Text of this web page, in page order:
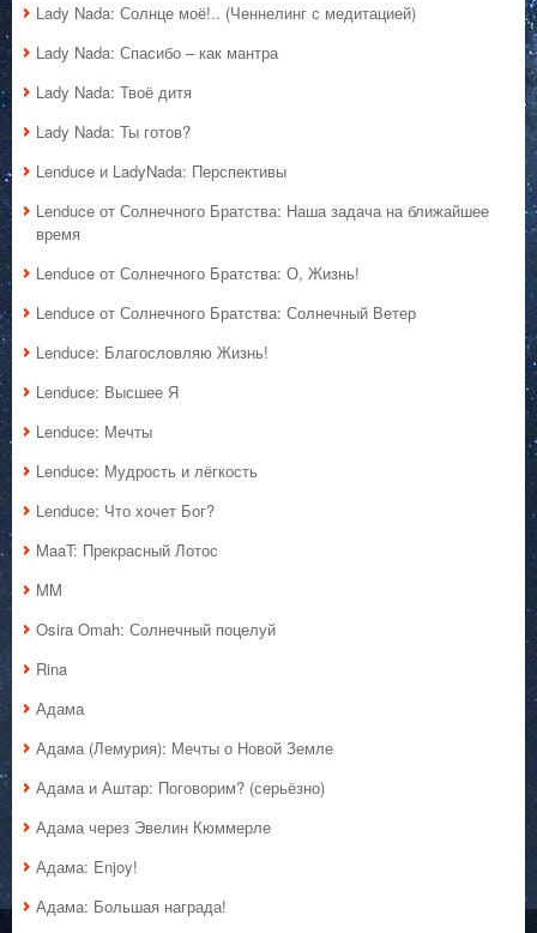
Lady Nada: Солнце моё!.. (Ченнелинг с медитацией)
Lady Nada: Спасибо – как мантра
Lady Nada: Твоё дитя
Lady Nada: Ты готов?
Lenduce и LadyNada: Перспективы
Lenduce от Солнечного Братства: Наша задача на ближайшее
время
Lenduce от Солнечного Братства: О, Жизнь!
Lenduce от Солнечного Братства: Солнечный Ветер
Lenduce: Благословляю Жизнь!
Lenduce: Высшее Я
Lenduce: Мечты
Lenduce: Мудрость и лёгкость
Lenduce: Что хочет Бог?
MaaT: Прекрасный Лотос
MM
Osira Omah: Солнечный поцелуй
Rina
Адама
Адама (Лемурия): Мечты о Новой Земле
Адама и Аштар: Поговорим? (серьёзно)
Адама через Эвелин Кюммерле
Адама: Enjoy!
Адама: Большая награда!